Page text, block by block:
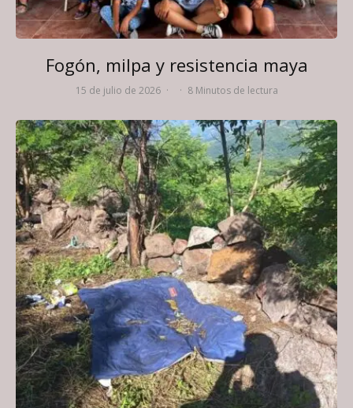
Fogón, milpa y resistencia maya
15 de julio de 2026 · · 8 Minutos de lectura